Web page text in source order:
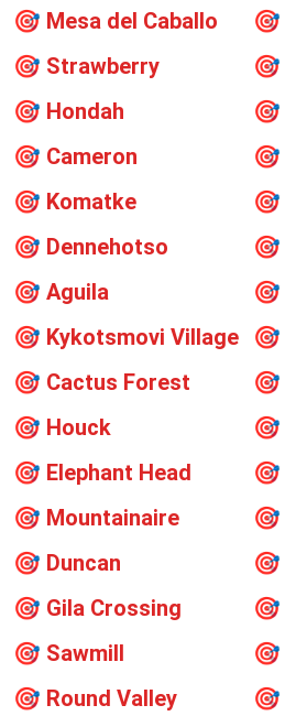
🎯 Mesa del Caballo 🎯
🎯 Strawberry 🎯
🎯 Hondah 🎯
🎯 Cameron 🎯
🎯 Komatke 🎯
🎯 Dennehotso 🎯
🎯 Aguila 🎯
🎯 Kykotsmovi Village 🎯
🎯 Cactus Forest 🎯
🎯 Houck 🎯
🎯 Elephant Head 🎯
🎯 Mountainaire 🎯
🎯 Duncan 🎯
🎯 Gila Crossing 🎯
🎯 Sawmill 🎯
🎯 Round Valley 🎯